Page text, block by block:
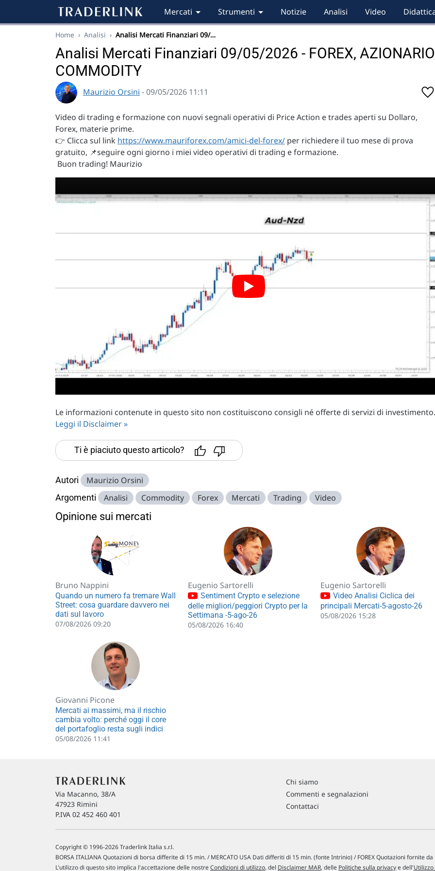
Mercati Strumenti Notizie Analisi Video
Home › Analisi › Analisi Mercati Finanziari 09/…
Analisi Mercati Finanziari 09/05/2026 - FOREX,
COMMODITY
Maurizio Orsini - 09/05/2026 11:11
Video di trading e formazione con nuovi segnali operativi di Price Action e trades aperti su Dollaro,
Forex, materie prime.
👉 Clicca sul link https://www.mauriforex.com/amici-del-forex/ per richiedere il tuo mese di prova
gratuito, 📌seguire ogni giorno i miei video operativi di trading e formazione.
Buon trading! Maurizio
Le informazioni contenute in questo sito non costituiscono consigli né offerte di servizi di investimento.
Leggi il Disclaimer »
Ti è piaciuto questo articolo?
Autori Maurizio Orsini
Argomenti Analisi Commodity Forex Mercati Trading Video
Opinione sui mercati
Bruno Nappini
Quando un numero fa tremare Wall
Street: cosa guardare davvero nei
dati sul lavoro
07/08/2026 09:20
Eugenio Sartorelli
Sentiment Crypto e selezione
delle migliori/peggiori Crypto per la
Settimana -5-ago-26
05/08/2026 16:40
Eugenio Sartorelli
Video Analisi Ciclica dei
principali Mercati-5-agosto-26
05/08/2026 15:28
Giovanni Picone
Mercati ai massimi, ma il rischio
cambia volto: perché oggi il core
del portafoglio resta sugli indici
05/08/2026 11:41
Via Macanno, 38/A
47923 Rimini
P.IVA 02 452 460 401
Chi siamo
Commenti e segnalazioni
Contattaci
Copyright © 1996-2026 Traderlink Italia s.r.l.
BORSA ITALIANA Quotazioni di borsa differite di 15 min. / MERCATO USA Dati differiti di 15 min. (fonte Intrinio) / FOREX Quotazioni fornite da
L'utilizzo di questo sito implica l'accettazione delle nostreCondizioni di utilizzo, del Disclaimer MAR, delle Politiche sulla privacye dell'